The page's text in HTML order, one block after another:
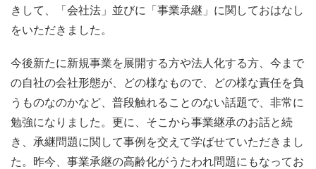
きして、「会社法」並びに「事業承継」に関しておはなし
をいただきました。
今後新たに新規事業を展開する方や法人化する方、今まで
の自社の会社形態が、どの様なもので、どの様な責任を負
うものなのかなど、普段触れることのない話題で、非常に
勉強になりました。更に、そこから事業継承のお話と続
き、承継問題に関して事例を交えて学ばせていただきまし
た。昨今、事業承継の高齢化がうたわれ問題にもなってお